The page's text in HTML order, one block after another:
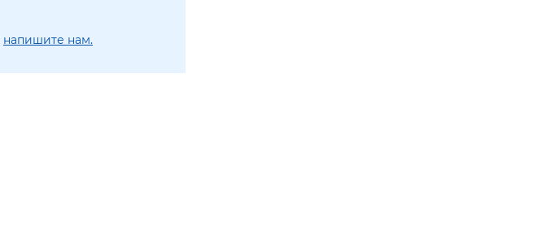
напишите нам.